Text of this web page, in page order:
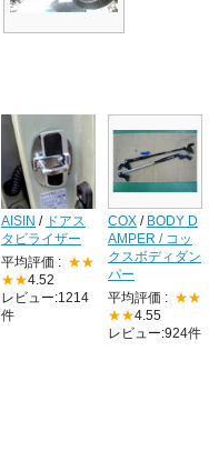
AISIN / ドアス
タビライザー
平均評価 : ★★
★★4.52
レビュー:1214
件
COX / BODY D
AMPER / コッ
クスボディダン
パー
平均評価 : ★★
★★4.55
レビュー:924件